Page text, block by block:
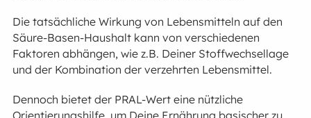
Die tatsächliche Wirkung von Lebensmitteln auf den
Säure-Basen-Haushalt kann von verschiedenen
Faktoren abhängen, wie z.B. Deiner Stoffwechsellage
und der Kombination der verzehrten Lebensmittel.
Dennoch bietet der PRAL-Wert eine nützliche